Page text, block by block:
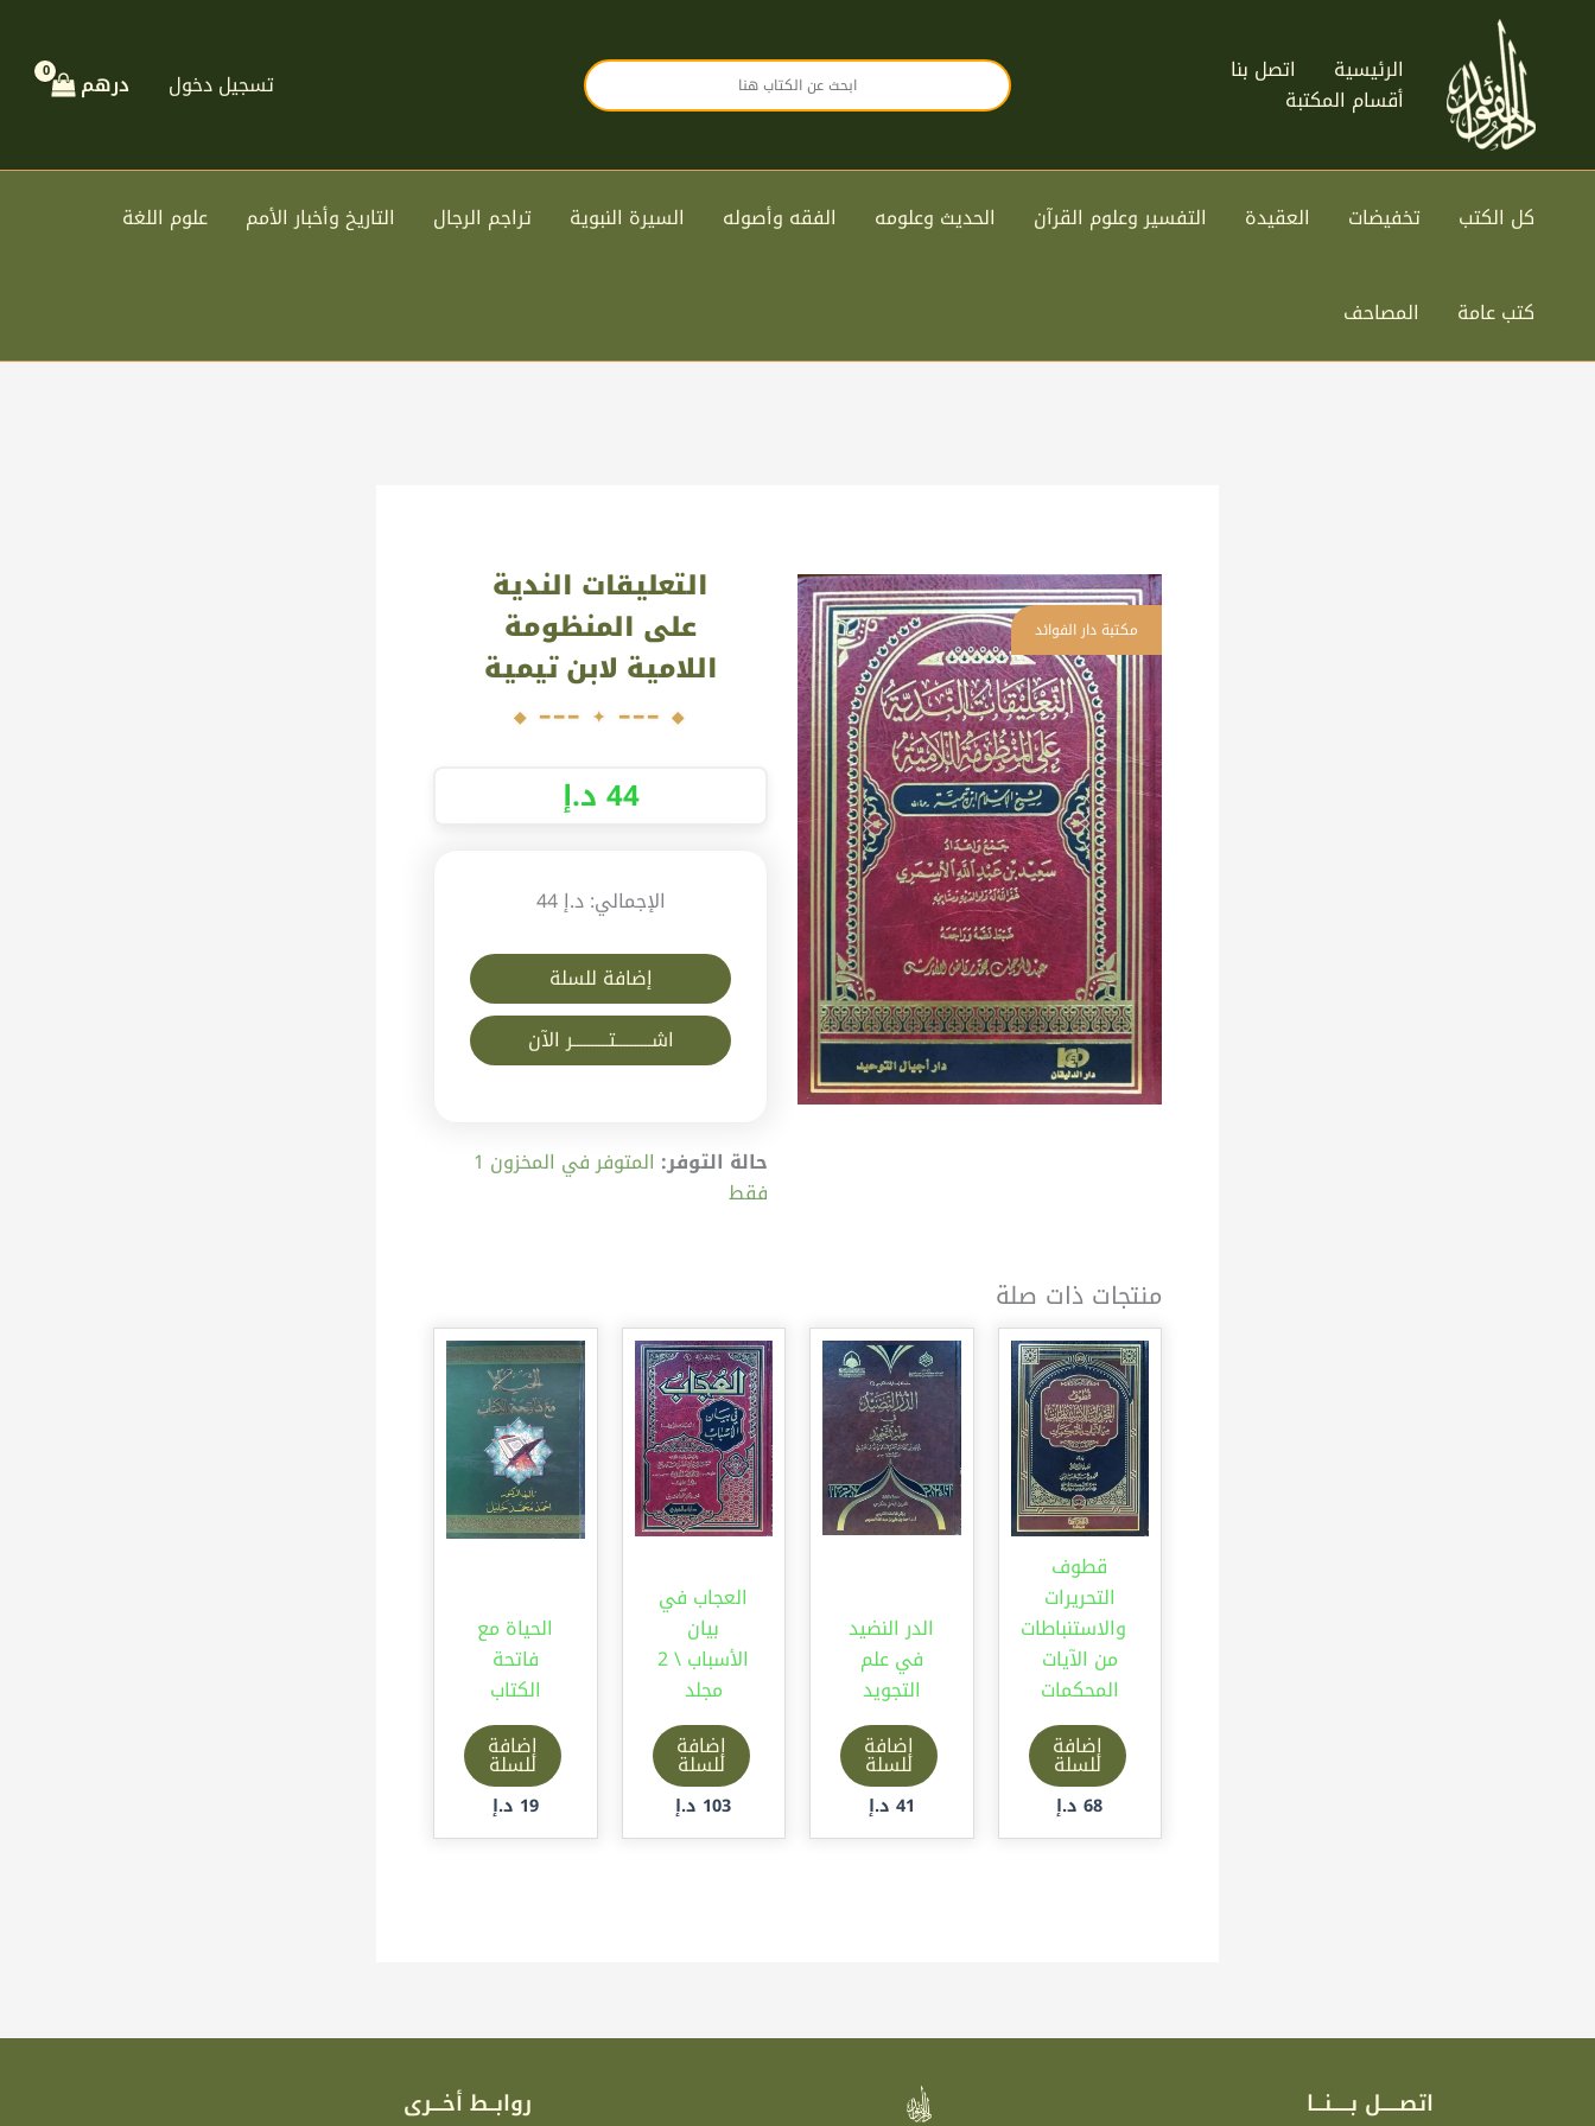
الرئيسية
اتصل بنا
أقسام المكتبة
تسجيل دخول درهم
كل الكتب تخفيضات العقيدة التفسير وعلوم القرآن الحديث وعلومه الفقه وأصوله السيرة النبوية تراجم الرجال التاريخ وأخبار الأمم علوم اللغة
كتب عامة المصاحف
التعليقات الندية
على المنظومة
اللامية لابن تيمية
حالة التوفر:
المتوفر في المخزون 1
فقط
التعليقات
الندية
على
المنظومة
اللامية
لابن
تيمية
إضافة للسلة
اشــــــــــتــــــــــر الآن
الإجمالي:د.إ 44
44د.إ
منتجات ذات صلة
قطوف
التحريرات
والاستنباطات
من الآيات
المحكمات
إضافة
للسلة
68 د.إ
الدر النضيد
في علم
التجويد
إضافة
للسلة
41 د.إ
العجاب في
بيان
الأسباب \ 2
مجلد
إضافة
للسلة
103 د.إ
الحياة مع
فاتحة
الكتاب
إضافة
للسلة
19 د.إ
اتصـــــل بـــــنـــا روابــط أخـــرى